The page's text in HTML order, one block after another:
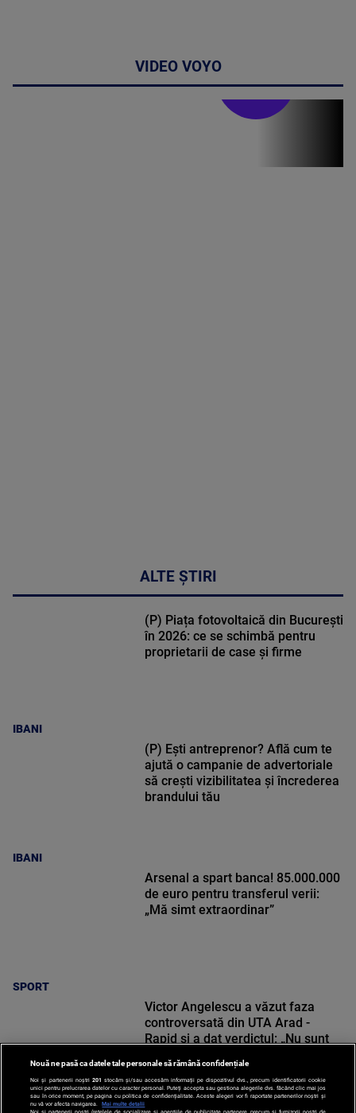
VIDEO VOYO
ALTE ȘTIRI
IBANI
(P) Piața fotovoltaică din București
în 2026: ce se schimbă pentru
proprietarii de case și firme
IBANI
(P) Ești antreprenor? Află cum te
ajută o campanie de advertoriale
să crești vizibilitatea și încrederea
brandului tău
SPORT
Arsenal a spart banca! 85.000.000
de euro pentru transferul verii:
„Mă simt extraordinar”
Victor Angelescu a văzut faza
controversată din UTA Arad -
Rapid și a dat verdictul: „Nu sunt
Nouă ne pasă ca datele tale personale să rămână confidențiale
Noi și partenerii noștri 201 stocăm și/sau accesăm informații pe dispozitivul dvs., precum identificatorii cookie
unici pentru prelucrarea datelor cu caracter personal. Puteți accepta sau gestiona alegerile dvs. făcând clic mai jos
sau în orice moment, pe pagina cu politica de confidențialitate. Aceste alegeri vor fi raportate partenerilor noștri și
nu vă vor afecta navigarea.
Mai multe detalii
Noi si partenerii nostri (retelele de socializare si agentiile de publicitate partenere, precum si furnizorii nostri de